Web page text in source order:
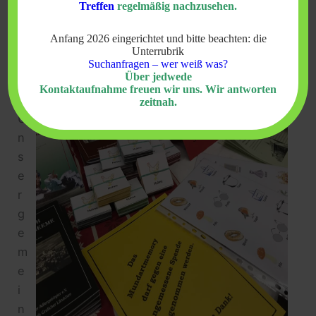
Adlergebirge -, Lorenz Loserth – Enkel mit
Effenberger – Enkel mit Vorfahren im
Isergebirge – sowie Kirsten Langenwalder –
Tochter mit Vorfahren im Riesengebirge.
U
n
s
e
r
g
e
m
e
i
n
Treffen regelmäßig nachzusehen.
Anfang 2026 eingerichtet und bitte beachten: die
Unterrubrik
Suchanfragen – wer weiß was?
Über jedwede
Kontaktaufnahme freuen wir uns. Wir antworten
zeitnah.